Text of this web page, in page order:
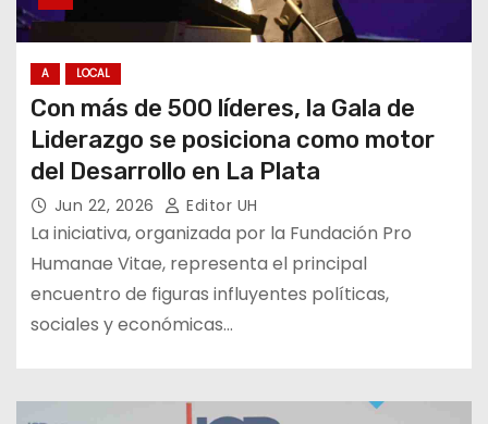
A LOCAL
Con más de 500 líderes, la Gala de
Liderazgo se posiciona como motor
del Desarrollo en La Plata
Jun 22, 2026 Editor UH
La iniciativa, organizada por la Fundación Pro
Humanae Vitae, representa el principal
encuentro de figuras influyentes políticas,
sociales y económicas…